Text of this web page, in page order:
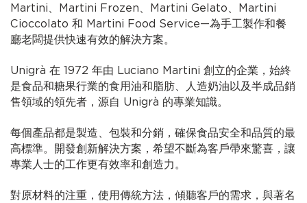
Martini、Martini Frozen、Martini Gelato、Martini
Cioccolato 和 Martini Food Service—為手工製作和餐
廳老闆提供快速有效的解決方案。
Unigrà 在 1972 年由 Luciano Martini 創立的企業，始終
是食品和糖果行業的食用油和脂肪、人造奶油以及半成品銷
售領域的領先者，源自 Unigrà 的專業知識。
每個產品都是製造、包裝和分銷，確保食品安全和品質的最
高標準。開發創新解決方案，希望不斷為客戶帶來驚喜，讓
專業人士的工作更有效率和創造力。
對原材料的注重，使用傳統方法，傾聽客戶的需求，與著名